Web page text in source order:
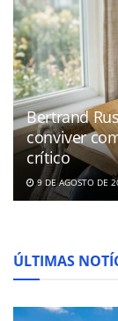
Bertrand
conviver
crítico
9 DE AGOSTO DE
ÚLTIMAS